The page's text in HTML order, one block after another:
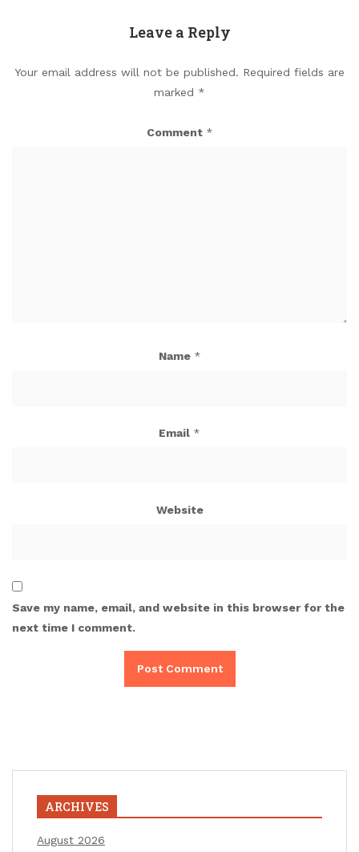
Leave a Reply
Your email address will not be published. Required fields are
marked *
Comment *
Name *
Email *
Website
Save my name, email, and website in this browser for the
next time I comment.
ARCHIVES
August 2026